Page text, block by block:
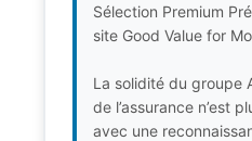
Sélection Premium
site Good Value for
La solidité du groupe
de l’assurance n’est
avec une